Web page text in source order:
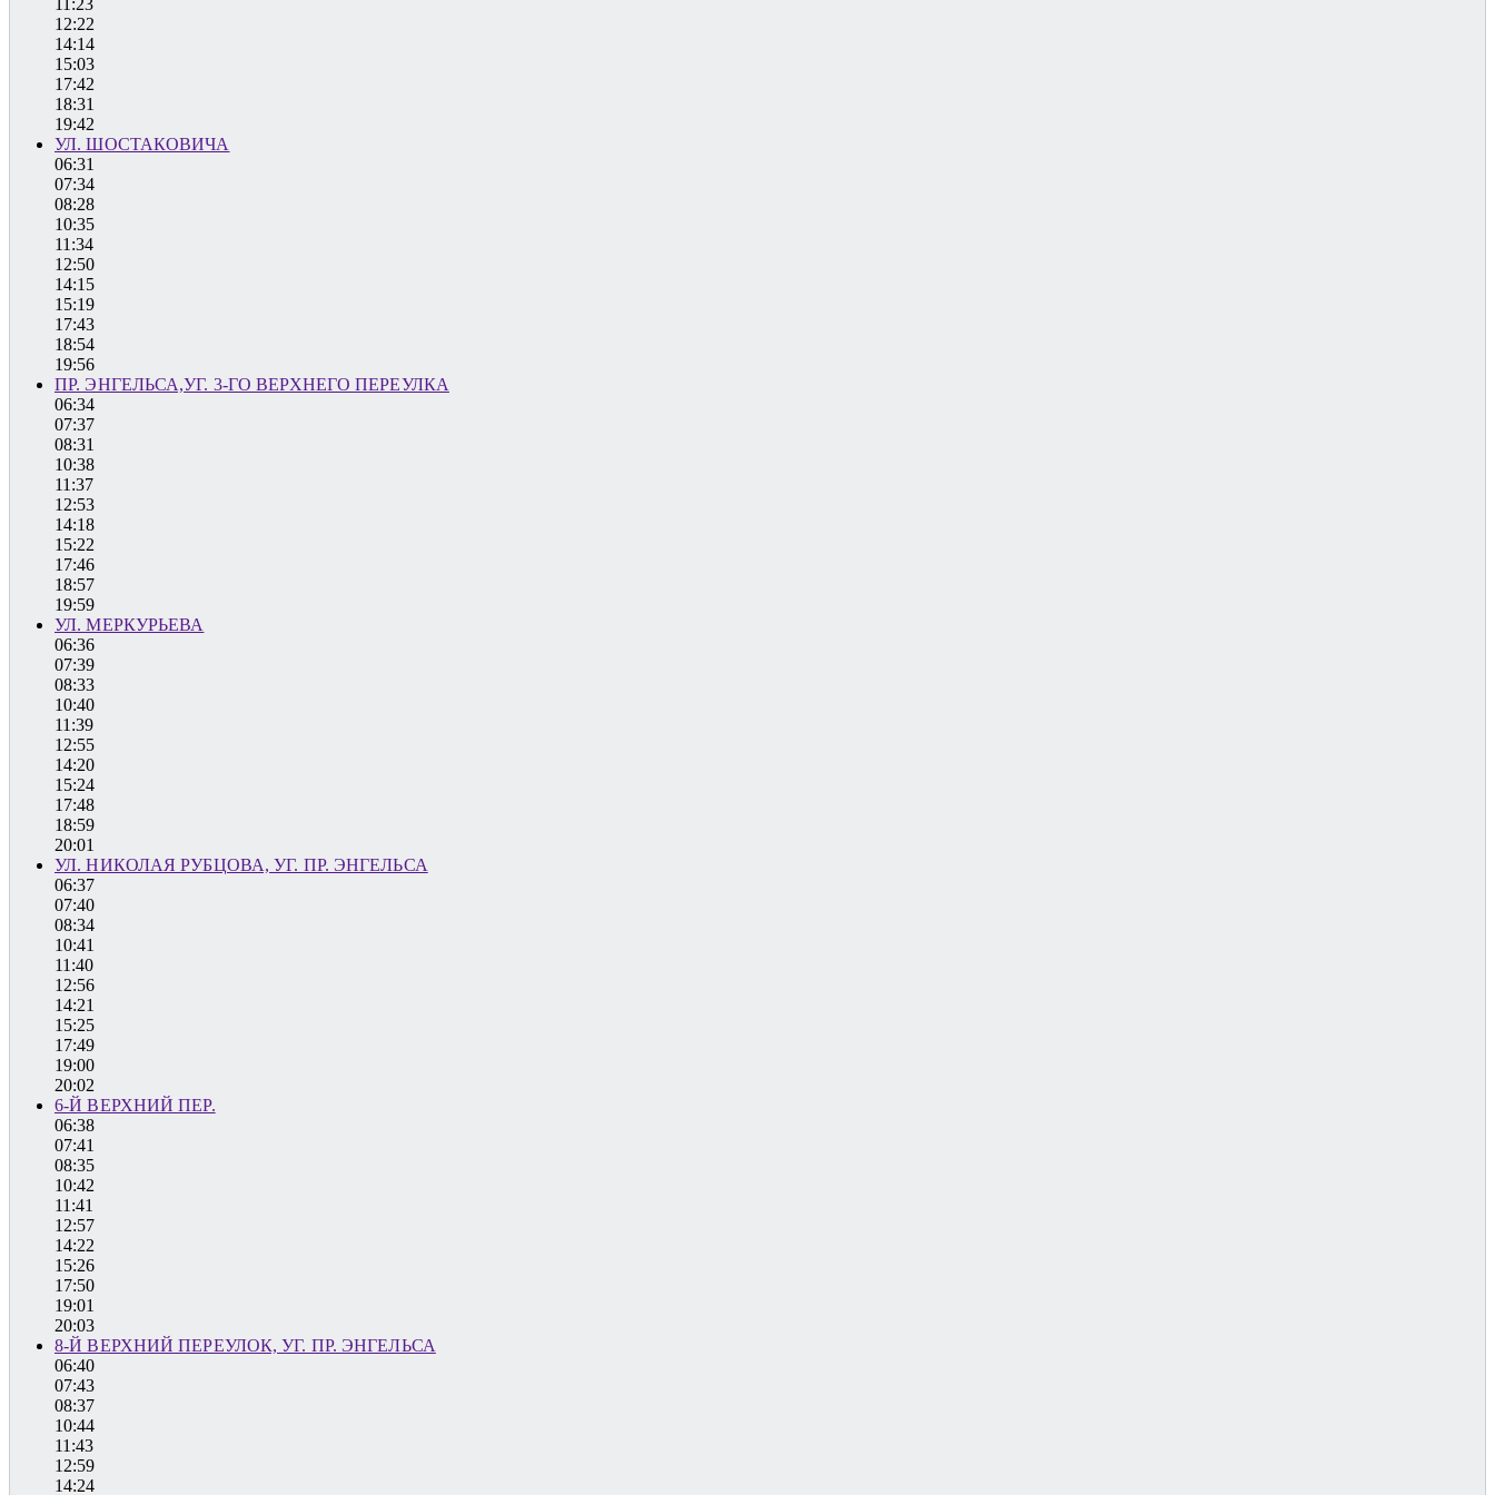
11:23
12:22
14:14
15:03
17:42
18:31
19:42
УЛ. ШОСТАКОВИЧА
06:31
07:34
08:28
10:35
11:34
12:50
14:15
15:19
17:43
18:54
19:56
ПР. ЭНГЕЛЬСА,УГ. 3-ГО ВЕРХНЕГО ПЕРЕУЛКА
06:34
07:37
08:31
10:38
11:37
12:53
14:18
15:22
17:46
18:57
19:59
УЛ. МЕРКУРЬЕВА
06:36
07:39
08:33
10:40
11:39
12:55
14:20
15:24
17:48
18:59
20:01
УЛ. НИКОЛАЯ РУБЦОВА, УГ. ПР. ЭНГЕЛЬСА
06:37
07:40
08:34
10:41
11:40
12:56
14:21
15:25
17:49
19:00
20:02
6-Й ВЕРХНИЙ ПЕР.
06:38
07:41
08:35
10:42
11:41
12:57
14:22
15:26
17:50
19:01
20:03
8-Й ВЕРХНИЙ ПЕРЕУЛОК, УГ. ПР. ЭНГЕЛЬСА
06:40
07:43
08:37
10:44
11:43
12:59
14:24